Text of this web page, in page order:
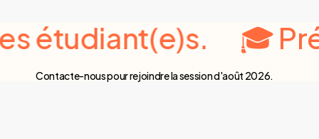
🎓
Contacte-nouspourrejoindrelasessiond'août 2026.